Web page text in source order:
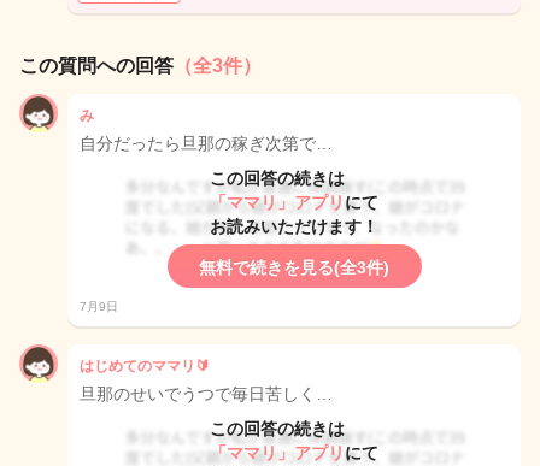
この質問への回答 （全3件）
み
自分だったら旦那の稼ぎ次第で…
この回答の続きは
「ママリ」アプリ にて
お読みいただけます！
無料で続きを見る(全3件)
7月9日
はじめてのママリ🔰
旦那のせいでうつで毎日苦しく…
この回答の続きは
「ママリ」アプリ にて